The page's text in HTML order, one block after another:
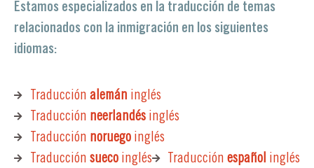
Estamos especializados en la traducción de temas
relacionados con la inmigración en los siguientes
idiomas:
Traducción alemán inglés
Traducción neerlandésinglés
Traducción noruegoinglés
Traducción suecoinglés Traducción español inglés